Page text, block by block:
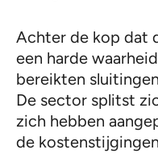
Achter de kop dat
een harde
bereikten
De sector splitst
zich hebben
de